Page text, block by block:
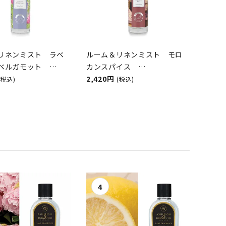
ネンミスト ラベ
ルガモット
（ア
込)
ルーム＆リネンミスト モロ
カンスパイス
ASHLEIGH&BURWOOD（ア
2,420円 (税込)